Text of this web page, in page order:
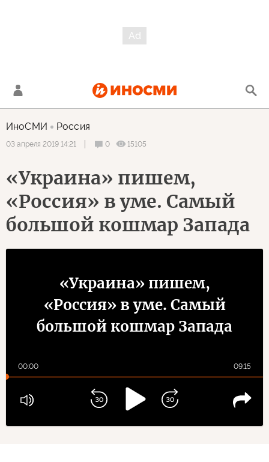
ИноСМИ Россия
03 апреля 2019 14:21 0 15105
«Украина» пишем,
«Россия» в уме. Самый
большой кошмар Запада
«Украина» пишем,
«Россия» в уме. Самый
большой кошмар Запада
00:00 09:15